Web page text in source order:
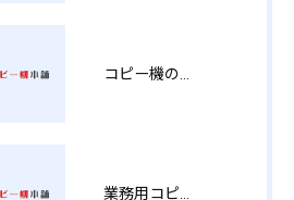
コピー機の製品情報を徹底比較導入コストから使い勝手まで解説
業務用コピー機の中古選び方と徳島県でお得に導入する費用相場ガイド YY